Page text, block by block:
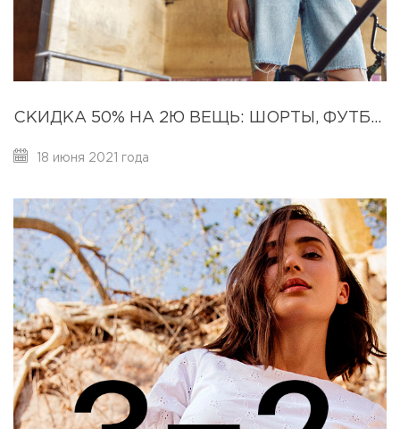
СКИДКА 50% НА 2Ю ВЕЩЬ: ШОРТЫ, ФУТБОЛКИ, ПОЛО ЖЕНСКОЙ И МУЖСКОЙ КОЛЛЕКЦИИ
18 июня 2021 года